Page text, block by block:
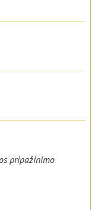
pripažinimo